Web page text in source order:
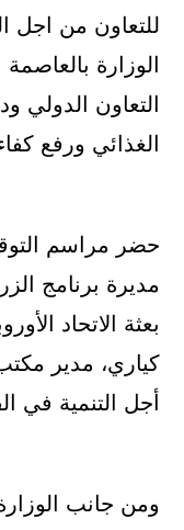
الوزارة
التعاون الدولي
الغذائي ورفع
حضر مراسم
مديرة برنامج
بعثة الاتحاد
كياري، مدير مكتب
أجل التنمية في
ومن جانب